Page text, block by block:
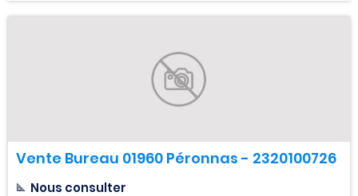
Vente Bureau 01960 Péronnas - 2320100726
Nous consulter